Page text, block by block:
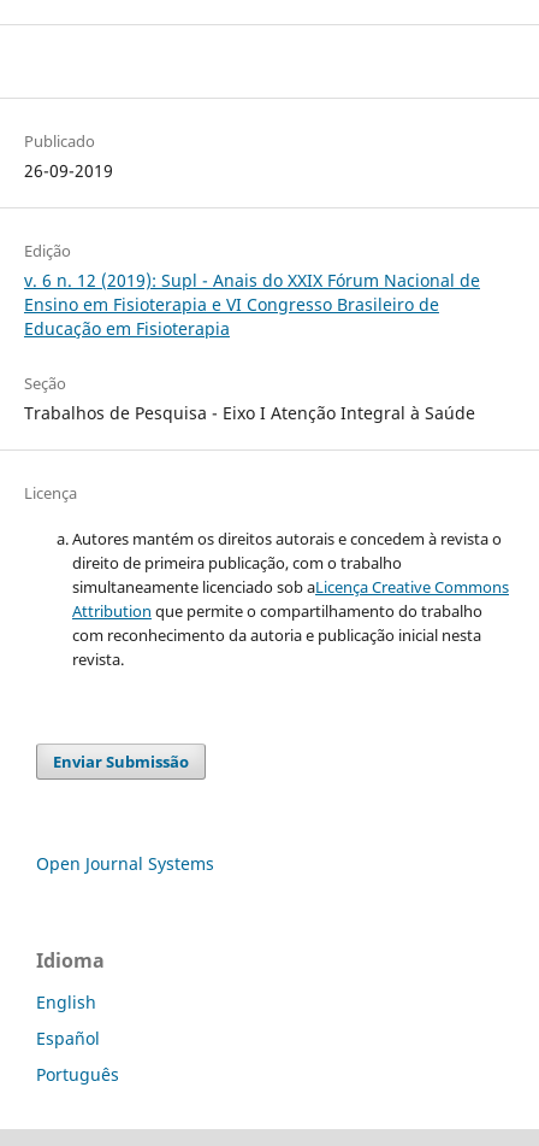
Publicado
26-09-2019
Edição
v. 6 n. 12 (2019): Supl - Anais do XXIX Fórum Nacional de
Ensino em Fisioterapia e VI Congresso Brasileiro de
Educação em Fisioterapia
Seção
Trabalhos de Pesquisa - Eixo I Atenção Integral à Saúde
Licença
Autores mantém os direitos autorais e concedem à revista o
direito de primeira publicação, com o trabalho
simultaneamente licenciado sob aLicença Creative Commons
Attribution que permite o compartilhamento do trabalho
com reconhecimento da autoria e publicação inicial nesta
revista.
Enviar Submissão
Open Journal Systems
Idioma
English
Español
Português